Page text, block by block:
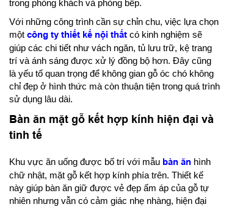
trong phòng khách và phòng bếp.
Với những công trình cần sự chỉn chu, việc lựa chọn
một công ty thiết kế nội thất có kinh nghiệm sẽ
giúp các chi tiết như vách ngăn, tủ lưu trữ, kệ trang
trí và ánh sáng được xử lý đồng bộ hơn. Đây cũng
là yếu tố quan trọng để không gian gỗ óc chó không
chỉ đẹp ở hình thức mà còn thuận tiện trong quá trình
sử dụng lâu dài.
Bàn ăn mặt gỗ kết hợp kính hiện đại và
tinh tế
Khu vực ăn uống được bố trí với mẫu bàn ăn hình
chữ nhật, mặt gỗ kết hợp kính phía trên. Thiết kế
này giúp bàn ăn giữ được vẻ đẹp ấm áp của gỗ tự
nhiên nhưng vẫn có cảm giác nhẹ nhàng, hiện đại